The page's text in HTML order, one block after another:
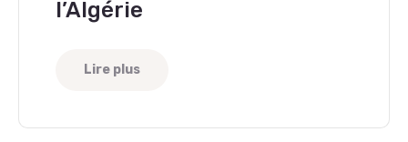
l’Algérie
Lire plus